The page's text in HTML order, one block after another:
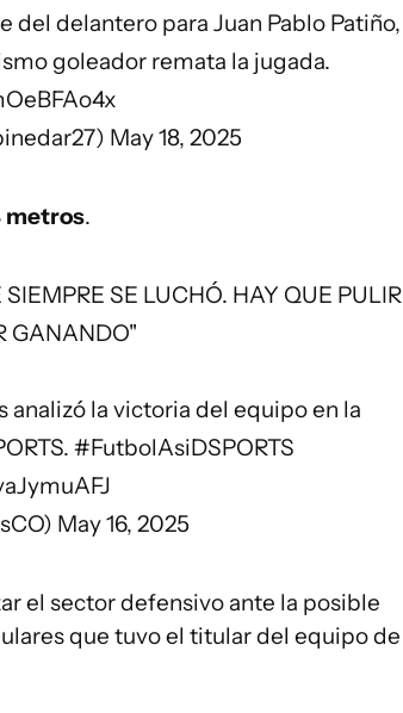
delantero para Juan Pablo Patiño,
goleador remata la jugada.
May 18, 2025
metros.
SE LUCHÓ. HAY QUE PULIR
GANANDO"
analizó la victoria del equipo en la
. #FutbolAsiDSPORTS
May 16, 2025
el sector defensivo ante la posible
que tuvo el titular del equipo de